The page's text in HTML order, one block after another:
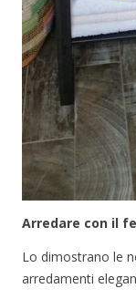
Arredare con il
Lo dimostrano le
arredamenti